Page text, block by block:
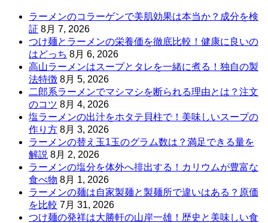
ラーメンのコラーゲンで美肌効果は本当か？成分を検
証 8月 7, 2026
つけ麺とラーメンの栄養価を徹底比較！健康に良いの
はどっち 8月 6, 2026
高山ラーメンはスープとタレを一緒に煮る！独自の製
法特徴 8月 5, 2026
二郎系ラーメンでマシマシを断られる理由とは？注文
のコツ 8月 4, 2026
塩ラーメンの出汁をホタテ貝柱で！美味しいスープの
作り方 8月 3, 2026
ラーメンの替え玉1玉のグラム数は？満足できる量を
解説 8月 2, 2026
ラーメンの塩分を体外へ排出する！カリウムが豊富な
食べ物 8月 1, 2026
ラーメンの麺は自家製麺と製麺所で違いはある？原価
を比較 7月 31, 2026
つけ麺の発祥は大勝軒の山岸一雄！歴史と美味しい食